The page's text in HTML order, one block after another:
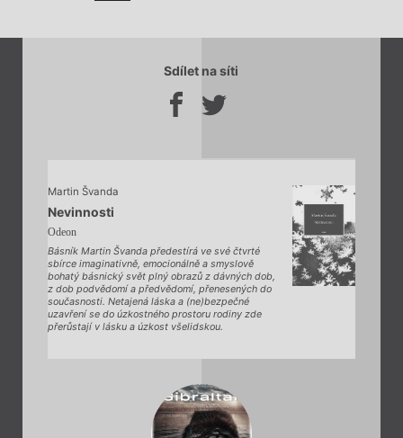
Sdílet na síti
Martin Švanda
Nevinnosti
Odeon
Básník Martin Švanda předestírá ve své čtvrté
sbírce imaginativně, emocionálně a smyslově
bohatý básnický svět plný obrazů z dávných dob,
z dob podvědomí a předvědomí, přenesených do
současnosti. Netajená láska a (ne)bezpečné
uzavření se do úzkostného prostoru rodiny zde
přerůstají v lásku a úzkost všelidskou.